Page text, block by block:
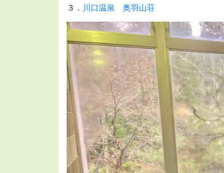
３． 川口温泉 奥羽山荘